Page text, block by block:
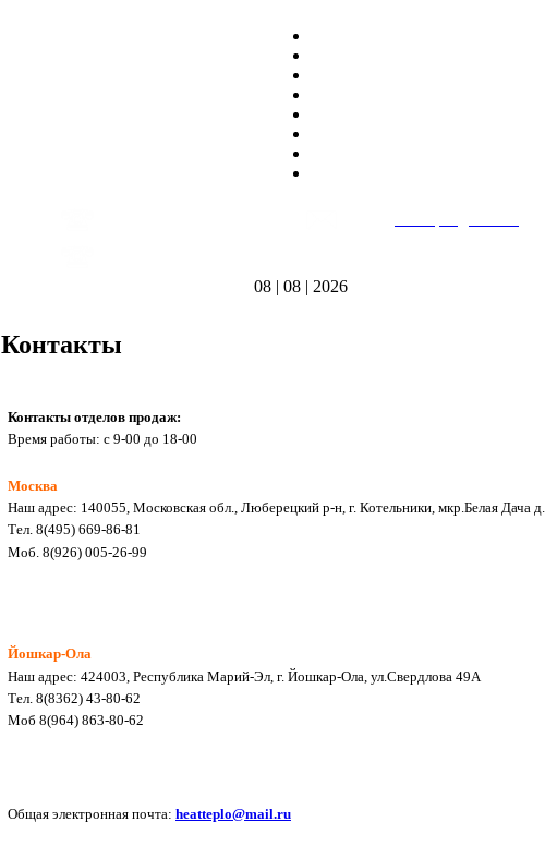
08 | 08 | 2026
Контакты
Контакты отделов продаж:
Время работы: с 9-00 до 18-00
Москва
Наш адрес: 140055, Московская обл., Люберецкий р-н, г. Котельники, мкр.Белая Дача
Тел. 8(495) 669-86-81
Моб. 8(926) 005-26-99
Йошкар-Ола
Наш адрес: 424003, Республика Марий-Эл, г. Йошкар-Ола, ул.Свердлова 49А
Тел. 8(8362) 43-80-62
Моб 8(964) 863-80-62
Общая электронная почта: heatteplo@mail.ru